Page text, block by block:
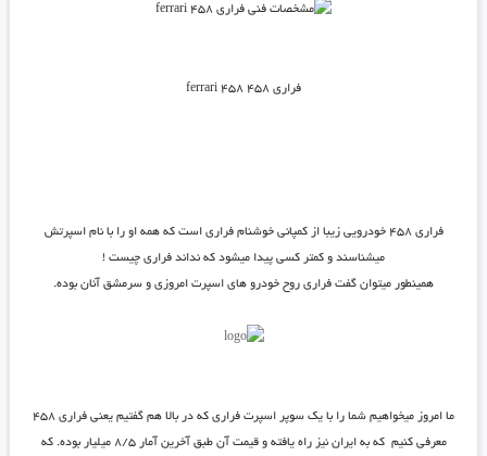
فراری ۴۵۸ ferrari 458
فراری ۴۵۸ خودرویی زیبا از کمپانی خوشنام فراری است که همه او را با نام اسپرتش
میشناسند و کمتر کسی پیدا میشود که نداند فراری چیست !
همینطور میتوان گفت فراری روح خودرو های اسپرت امروزی و سرمشق آنان بوده.
ما امروز میخواهیم شما را با یک سوپر اسپرت فراری که در بالا هم گفتیم یعنی فراری ۴۵۸
معرفی کنیم که به ایران نیز راه یافته و قیمت آن طبق آخرین آمار ۸/۵ میلیار بوده. که